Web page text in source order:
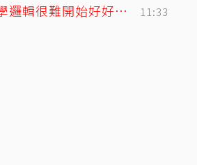
遭控當小三！姜厚任女友發千字文「不學邏輯很難開始好好活」 11:33